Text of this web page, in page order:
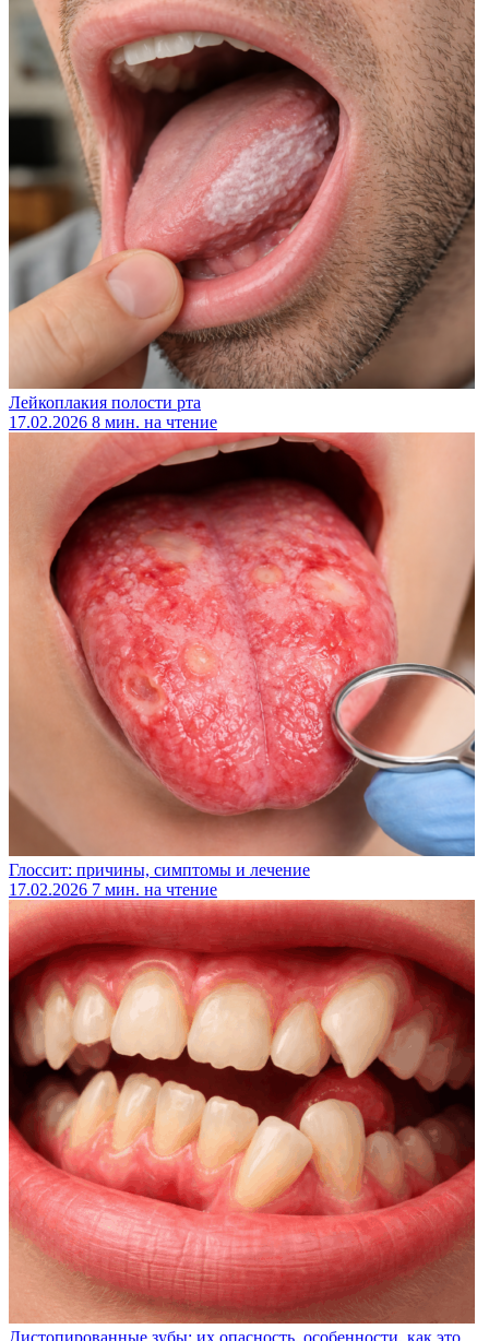
Лейкоплакия полости рта
17.02.2026 8 мин. на чтение
Глоссит: причины, симптомы и лечение
17.02.2026 7 мин. на чтение
Дистопированные зубы: их опасность, особенности, как это